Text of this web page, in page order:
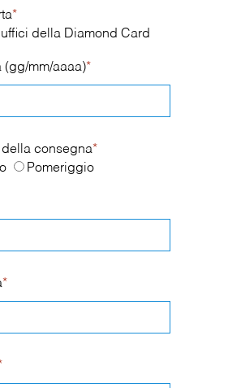
*
della Diamond Card
(gg/mm/aaaa)*
consegna*
Pomeriggio
*